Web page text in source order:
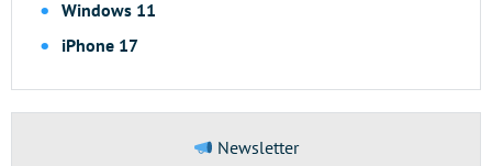
Windows 11
iPhone 17
Newsletter